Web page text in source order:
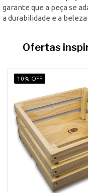
garante que a peça se
a durabilidade e a
Ofertas
10% OFF